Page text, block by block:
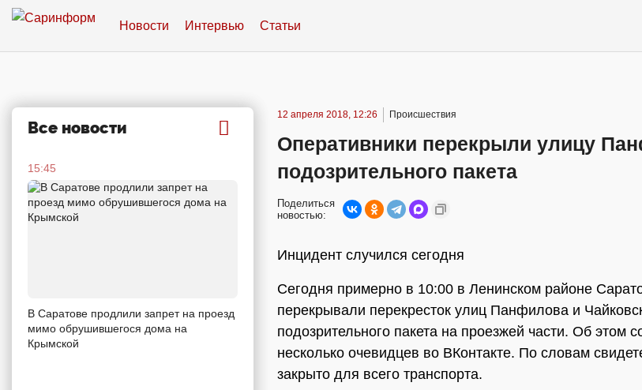
Новости Интервью Статьи
Все новости
15:45
В Саратове продлили запрет на проезд
мимо обрушившегося дома на
Крымской
12 апреля 2018, 12:26 Происшествия
Оперативники перекрыли улицу
подозрительного пакета
Поделиться
новостью:
Инцидент случился сегодня
Сегодня примерно в 10:00 в Ленинском районе
перекрывали перекресток улиц Панфилова и
подозрительного пакета на проезжей части. Об этом
несколько очевидцев во ВКонтакте. По словам
закрыто для всего транспорта.